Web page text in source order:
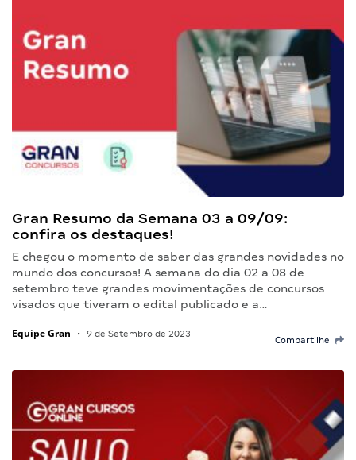
Gran Resumo da Semana 03 a 09/09:
confira os destaques!
E chegou o momento de saber das grandes novidades no
mundo dos concursos! A semana do dia 02 a 08 de
setembro teve grandes movimentações de concursos
visados que tiveram o edital publicado e a…
Equipe Gran • 9 de Setembro de 2023
Compartilhe